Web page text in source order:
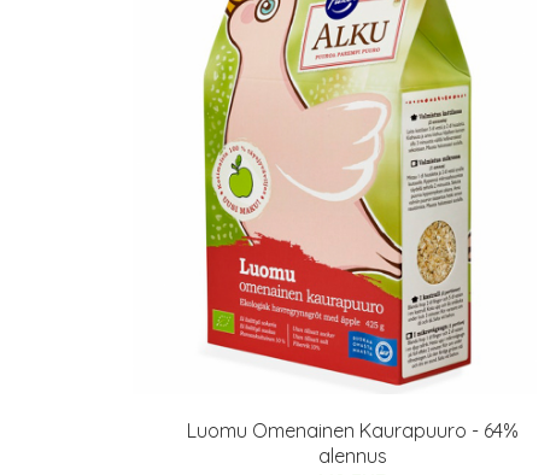
Luomu Omenainen Kaurapuuro - 64%
alennus